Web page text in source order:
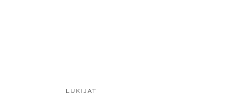
LUKIJAT